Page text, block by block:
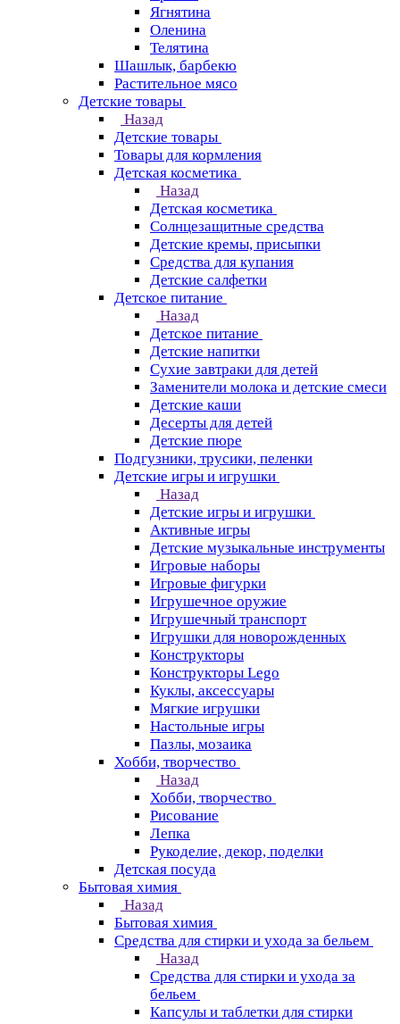
Ягнятина
Оленина
Телятина
Шашлык, барбекю
Растительное мясо
Детские товары
Назад
Детские товары
Товары для кормления
Детская косметика
Назад
Детская косметика
Солнцезащитные средства
Детские кремы, присыпки
Средства для купания
Детские салфетки
Детское питание
Назад
Детское питание
Детские напитки
Сухие завтраки для детей
Заменители молока и детские смеси
Детские каши
Десерты для детей
Детские пюре
Подгузники, трусики, пеленки
Детские игры и игрушки
Назад
Детские игры и игрушки
Активные игры
Детские музыкальные инструменты
Игровые наборы
Игровые фигурки
Игрушечное оружие
Игрушечный транспорт
Игрушки для новорожденных
Конструкторы
Конструкторы Lego
Куклы, аксессуары
Мягкие игрушки
Настольные игры
Пазлы, мозаика
Хобби, творчество
Назад
Хобби, творчество
Рисование
Лепка
Рукоделие, декор, поделки
Детская посуда
Бытовая химия
Назад
Бытовая химия
Средства для стирки и ухода за бельем
Назад
Средства для стирки и ухода за
бельем
Капсулы и таблетки для стирки